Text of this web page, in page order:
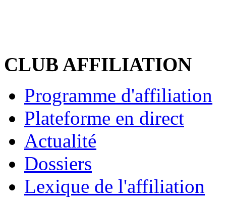
CLUB AFFILIATION
Programme d'affiliation
Plateforme en direct
Actualité
Dossiers
Lexique de l'affiliation